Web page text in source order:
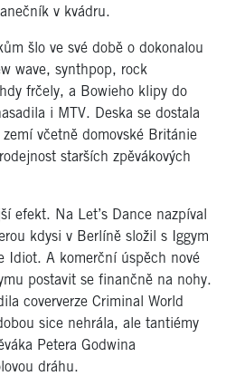
v kvádru.
šlo ve své době o dokonalou
wave, synthpop, rock
frčely, a Bowieho klipy do
i MTV. Deska se dostala
včetně domovské Británie
starších zpěvákových
efekt. Na Let’s Dance nazpíval
kdysi v Berlíně složil s Iggym
Idiot. A komerční úspěch nové
postavit se finančně na nohy.
coververze Criminal World
sice nehrála, ale tantiémy
Petera Godwina
dráhu.